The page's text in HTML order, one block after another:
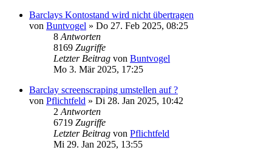
Barclays Kontostand wird nicht übertragen
von Buntvogel » Do 27. Feb 2025, 08:25
8 Antworten
8169 Zugriffe
Letzter Beitrag von Buntvogel
Mo 3. Mär 2025, 17:25
Barclay screenscraping umstellen auf ?
von Pflichtfeld » Di 28. Jan 2025, 10:42
2 Antworten
6719 Zugriffe
Letzter Beitrag von Pflichtfeld
Mi 29. Jan 2025, 13:55